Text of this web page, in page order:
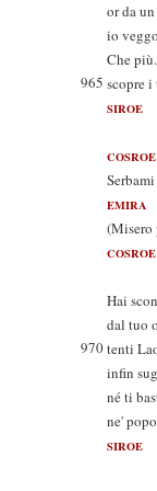
or da
io
Che
965 scopre
SIROE
E
COSROE
EMIRA
(Misero
COSROE
Hai
dal tuo
970tenti
infin
né ti
ne'
SIROE